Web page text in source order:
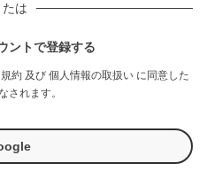
たは
ントで登録する
約 及び 個人情報の取扱い に同意した
されます。